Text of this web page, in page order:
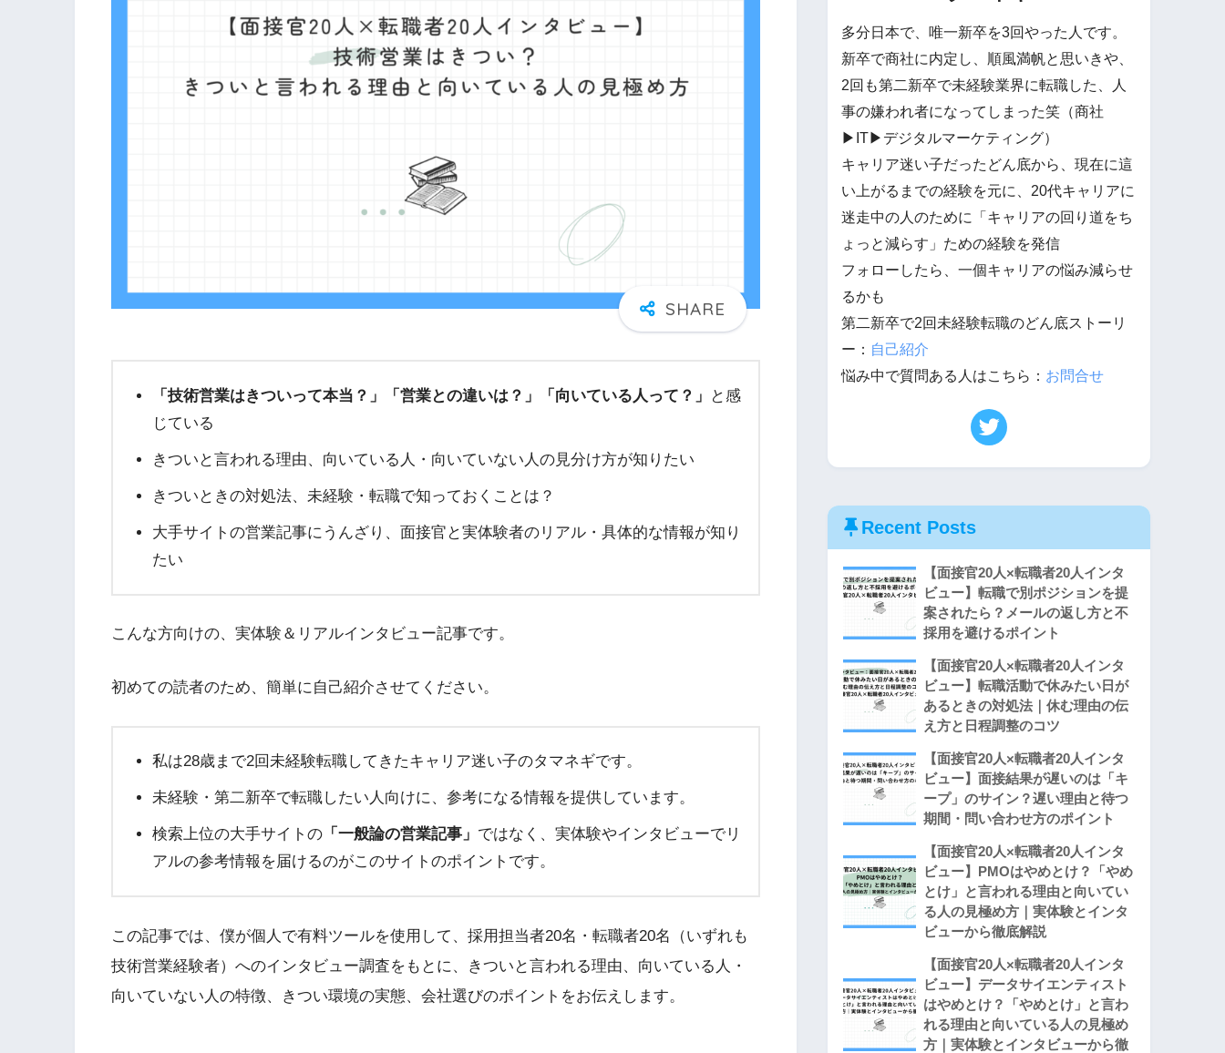
「技術営業はきついって本当？」 「営業との違いは？」 「向いている人って？」
と感
じている
きついと言われる理由、向いている人・向いていない人の見分け方が知りたい
きついときの対処法、未経験・転職で知っておくことは？
大手サイトの営業記事にうんざり、面接官と実体験者のリアル・具体的な情報が知り
たい
こんな方向けの、実体験＆リアルインタビュー記事です。
初めての読者のため、簡単に自己紹介させてください。
私は28歳まで2回未経験転職してきたキャリア迷い子のタマネギです。
未経験・第二新卒で転職したい人向けに、参考になる情報を提供しています。
検索上位の大手サイトの「一般論の営業記事」 ではなく、実体験やインタビューでリ
アルの参考情報を届けるのがこのサイトのポイントです。
この記事では、僕が個人で有料ツールを使用して、採用担当者20名・転職者20名（いずれも
技術営業経験者）へのインタビュー調査をもとに、きついと言われる理由、向いている人・
向いていない人の特徴、きつい環境の実態、会社選びのポイントをお伝えします。
多分日本で、唯一新卒を3回やった人です。
新卒で商社に内定し、順風満帆と思いきや、
2回も第二新卒で未経験業界に転職した、人
事の嫌われ者になってしまった笑（商社
▶︎IT▶︎デジタルマーケティング）
キャリア迷い子だったどん底から、現在に這
い上がるまでの経験を元に、20代キャリアに
迷走中の人のために「キャリアの回り道をち
ょっと減らす」ための経験を発信
フォローしたら、一個キャリアの悩み減らせ
るかも
第二新卒で2回未経験転職のどん底ストーリ
ー： 自己紹介
悩み中で質問ある人はこちら： お問合せ
Recent Posts
【面接官20人×転職者20人インタ
ビュー】転職で別ポジションを提
案されたら？メールの返し方と不
採用を避けるポイント
【面接官20人×転職者20人インタ
ビュー】転職活動で休みたい日が
あるときの対処法｜休む理由の伝
え方と日程調整のコツ
【面接官20人×転職者20人インタ
ビュー】面接結果が遅いのは「キ
ープ」のサイン？遅い理由と待つ
期間・問い合わせ方のポイント
【面接官20人×転職者20人インタ
ビュー】PMOはやめとけ？「やめ
とけ」と言われる理由と向いてい
る人の見極め方｜実体験とインタ
ビューから徹底解説
【面接官20人×転職者20人インタ
ビュー】データサイエンティスト
はやめとけ？「やめとけ」と言わ
れる理由と向いている人の見極め
方｜実体験とインタビューから徹